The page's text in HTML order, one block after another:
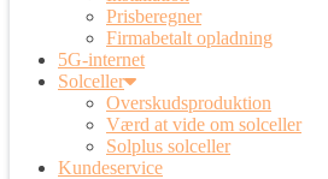
Prisberegner
Firmabetalt opladning
5G-internet
Solceller
Overskudsproduktion
Værd at vide om solceller
Solplus solceller
Kundeservice